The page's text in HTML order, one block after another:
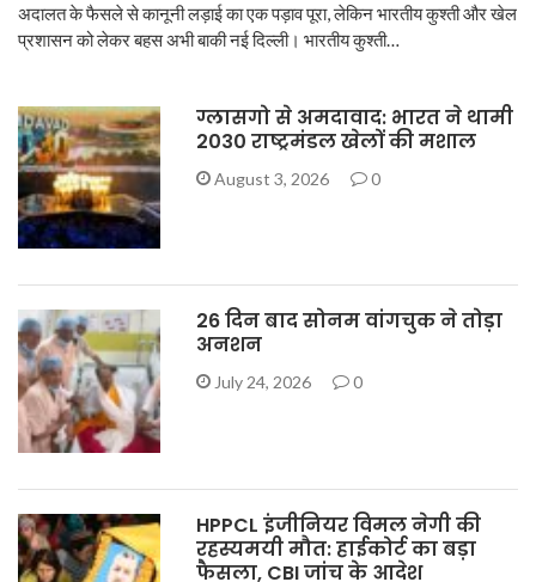
अदालत के फैसले से कानूनी लड़ाई का एक पड़ाव पूरा, लेकिन भारतीय कुश्ती और खेल
प्रशासन को लेकर बहस अभी बाकी नई दिल्ली। भारतीय कुश्ती…
ग्लासगो से अमदावाद: भारत ने थामी
2030 राष्ट्रमंडल खेलों की मशाल
August 3, 2026 0
26 दिन बाद सोनम वांगचुक ने तोड़ा
अनशन
July 24, 2026 0
HPPCL इंजीनियर विमल नेगी की
रहस्यमयी मौत: हाईकोर्ट का बड़ा
फैसला, CBI जांच के आदेश